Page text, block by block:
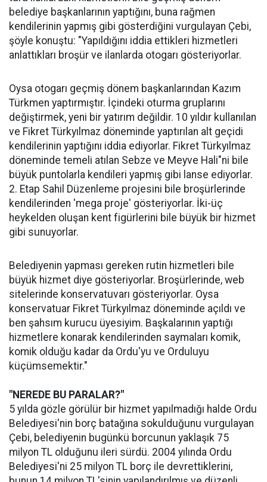
belediye başkanlarının yaptığını, buna rağmen
kendilerinin yapmış gibi gösterdiğini vurgulayan Çebi,
şöyle konuştu: "Yapıldığını iddia ettikleri hizmetleri
anlattıkları broşür ve ilanlarda otogarı gösteriyorlar.
Oysa otogarı geçmiş dönem başkanlarından Kazım
Türkmen yaptırmıştır. İçindeki oturma gruplarını
değiştirmek, yeni bir yatırım değildir. 10 yıldır kullanılan
ve Fikret Türkyılmaz döneminde yaptırılan alt geçidi
kendilerinin yaptığını iddia ediyorlar. Fikret Türkyılmaz
döneminde temeli atılan Sebze ve Meyve Hali"ni bile
büyük puntolarla kendileri yapmış gibi lanse ediyorlar.
2. Etap Sahil Düzenleme projesini bile broşürlerinde
kendilerinden 'mega proje' gösteriyorlar. İki-üç
heykelden oluşan kent figürlerini bile büyük bir hizmet
gibi sunuyorlar.
Belediyenin yapması gereken rutin hizmetleri bile
büyük hizmet diye gösteriyorlar. Broşürlerinde, web
sitelerinde konservatuvarı gösteriyorlar. Oysa
konservatuar Fikret Türkyılmaz döneminde açıldı ve
ben şahsım kurucu üyesiyim. Başkalarının yaptığı
hizmetlere konarak kendilerinden saymaları komik,
komik olduğu kadar da Ordu'yu ve Orduluyu
küçümsemektir."
"NEREDE BU PARALAR?"
5 yılda gözle görülür bir hizmet yapılmadığı halde Ordu
Belediyesi'nin borç batağına sokulduğunu vurgulayan
Çebi, belediyenin bugünkü borcunun yaklaşık 75
milyon TL olduğunu ileri sürdü. 2004 yılında Ordu
Belediyesi'ni 25 milyon TL borç ile devrettiklerini,